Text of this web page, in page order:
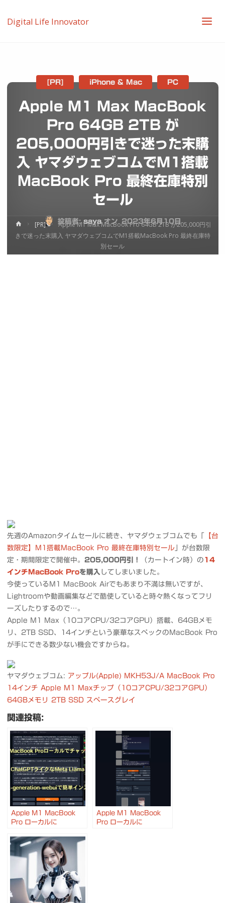
Digital Life Innovator
Apple M1 Max MacBook
Pro 64GB 2TB が
205,000円引きで迷った末購
入 ヤマダウェブコムでM1搭載
MacBook Pro 最終在庫特別
セール
投稿者: saya オン 2023年6月10日
[PR] iPhone & Mac PC
ホ
ー
[PR]
Apple M1 Max MacBook Pro 64GB 2TB が205,000円引
きで迷った末購入 ヤマダウェブコムでM1搭載MacBook Pro 最終在庫特
別セール
先週のAmazonタイムセールに続き、ヤマダウェブコムでも「
【台
数限定】M1搭載MacBook Pro 最終在庫特別セール 」が台数限
定・期間限定で開催中。 205,000円引！ （カートイン時）の 14
インチMacBook Proを購入 してしまいました。
今使っているM1 MacBook Airでもあまり不満は無いですが、
Lightroomや動画編集などで酷使していると時々熱くなってフリ
ーズしたりするので…。
Apple M1 Max（10コアCPU/32コアGPU）搭載、64GBメモ
リ、2TB SSD、14インチという豪華なスペックのMacBook Pro
が手にできる数少ない機会ですからね。
ヤマダウェブコム: アップル(Apple) MKH53J/A MacBook Pro
14インチ Apple M1 Maxチップ（10コアCPU/32コアGPU）
64GBメモリ 2TB SSD スペースグレイ
関連投稿:
Apple M1 MacBook
Pro ローカルに
Meta Llama 2 を簡単イ
ンストールする方法
#textgenerationwebui
#ChatGPT #Llama2
Apple M1 MacBook
Pro ローカルに